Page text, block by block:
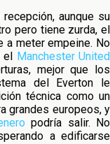
aunque su
pero tiene zurda, el
a meter empeine. No
el Manchester United
mejor que los
del Everton le
técnica como un
grandes europeos, y
podría salir. No
a edificarse